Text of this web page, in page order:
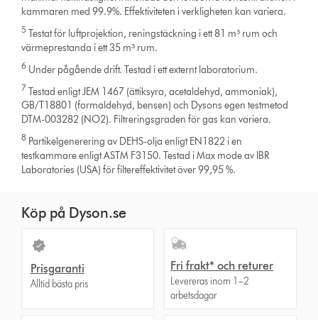
kammaren med 99.9%. Effektiviteten i verkligheten kan variera.
5 Testat för luftprojektion, reningstäckning i ett 81 m³ rum och
värmeprestanda i ett 35 m³ rum.
6 Under pågående drift. Testad i ett externt laboratorium.
7 Testad enligt JEM 1467 (ättiksyra, acetaldehyd, ammoniak),
GB/T18801 (formaldehyd, bensen) och Dysons egen testmetod
DTM-003282 (NO2). Filtreringsgraden för gas kan variera.
8 Partikelgenerering av DEHS-olja enligt EN1822 i en
testkammare enligt ASTM F3150. Testad i Max mode av IBR
Laboratories (USA) för filtereffektivitet över 99,95 %.
Köp på Dyson.se
Prisgaranti
Alltid bästa pris
Fri frakt* och returer
Levereras inom 1–2
arbetsdagar